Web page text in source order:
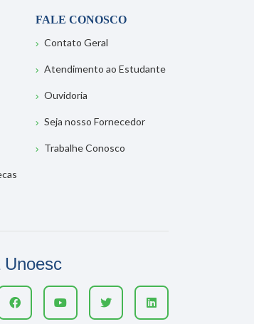
FALE CONOSCO
Contato Geral
Atendimento ao Estudante
Ouvidoria
Seja nosso Fornecedor
Trabalhe Conosco
Unoesc